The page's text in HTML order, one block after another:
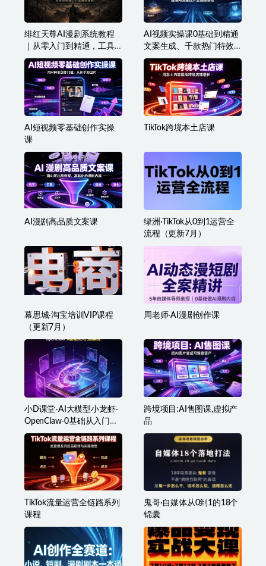
绯红天尊AI漫剧系统教程
｜从零入门到精通，工具
运用+剧本创作+爆款逻辑
+提示词素材+镜头剪辑，
全套爆款漫剧落地实战课
AI视频实操课0基础到精通
文案生成、千款热门特效
剪辑、短视频带货起号、
直播间流量拉升全链路落
地
AI短视频零基础创作实操
课
TikTok跨境本土店课
AI漫剧高品质文案课
绿洲·TikTok从0到1运营全
流程（更新7月）
幕思城·淘宝培训VIP课程
（更新7月）
周老师·AI漫剧创作课
小D课堂-AI大模型小龙虾-
OpenClaw-0基础从入门到
实战
跨境项目:AI售图课,虚拟产
品
TikTok流量运营全链路系列
课程
鬼哥·自媒体从0到1的18个
锦囊